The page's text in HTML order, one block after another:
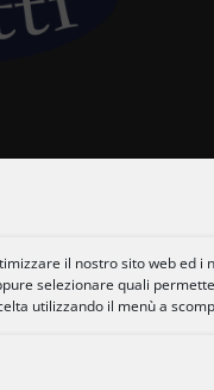
il nostro sito web ed
selezionare quali
utilizzando il menù a